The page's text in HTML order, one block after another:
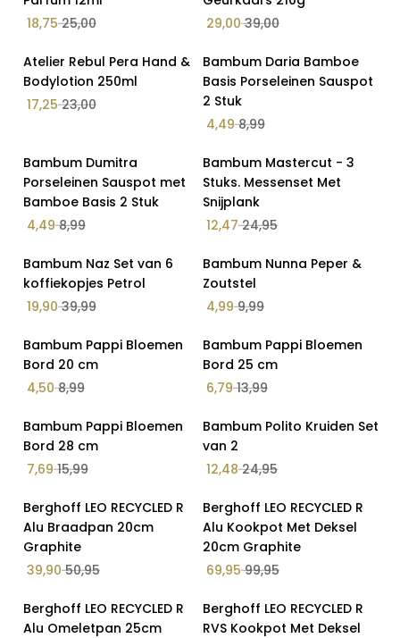
Acacia houten producten
Bambum
Berghoff
Brioni
Buldans
cadeaubon
Cake en Taart Plateaus
Dantela
Decoratie
Ecocotton
Elektronica
Geuren
Geuren, Parfums en Kaarsen
Karaca
Keuken accessoires
Kinderen & Baby's
Kopjes Set
Luxe Tapijten
Kleur
Kleur
18,7525,00
29,0039,00
Op Voorraad
Atelier Rebul Pera Hand &
Bodylotion 250ml
17,2523,00
Op Voorraad
Bambum Daria Bamboe
Basis Porseleinen Sauspot
2 Stuk
4,498,99
Op Voorraad
Bambum Dumitra
Porseleinen Sauspot met
Bamboe Basis 2 Stuk
4,498,99
Op Voorraad
Bambum Mastercut - 3
Stuks. Messenset Met
Snijplank
12,4724,95
Op Voorraad
Bambum Naz Set van 6
koffiekopjes Petrol
19,9039,99
Op Voorraad
50% Korting
Bambum Nunna Peper &
Zoutstel
4,999,99
Op Voorraad
Bambum Pappi Bloemen
Bord 20 cm
4,508,99
Op Voorraad
Bambum Pappi Bloemen
Bord 25 cm
6,7913,99
Op Voorraad
Bambum Pappi Bloemen
Bord 28 cm
7,6915,99
Op Voorraad
Bambum Polito Kruiden Set
van 2
12,4824,95
Op Voorraad
Berghoff LEO RECYCLED R
Alu Braadpan 20cm
Graphite
39,9050,95
Op Voorraad
Berghoff LEO RECYCLED R
Alu Kookpot Met Deksel
20cm Graphite
69,9599,95
Op Voorraad
Berghoff LEO RECYCLED R
Alu Omeletpan 25cm
Op Voorraad
Berghoff LEO RECYCLED R
RVS Kookpot Met Deksel